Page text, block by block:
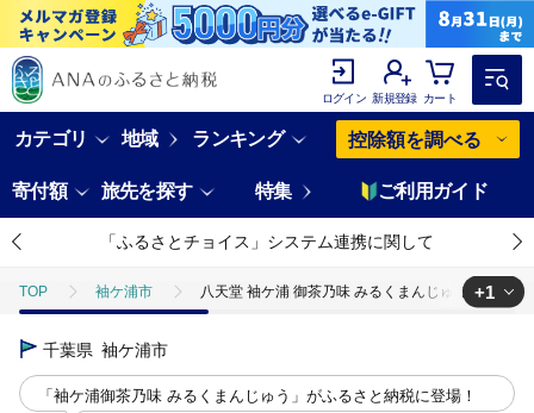
ログイン 新規登録 カート
カテゴリ 地域 ランキング 控除額を調べる
寄付額 旅先を探す 特集 ご利用ガイド
「ふるさとチョイス」システム連携に関して
TOP 袖ケ浦市
八天堂 袖ケ浦 御茶乃味 みるくまんじゅう 5個入り
+1
「袖ケ浦御茶乃味 みるくまんじゅう」がふるさと納税に登場！
千葉県 袖ケ浦市